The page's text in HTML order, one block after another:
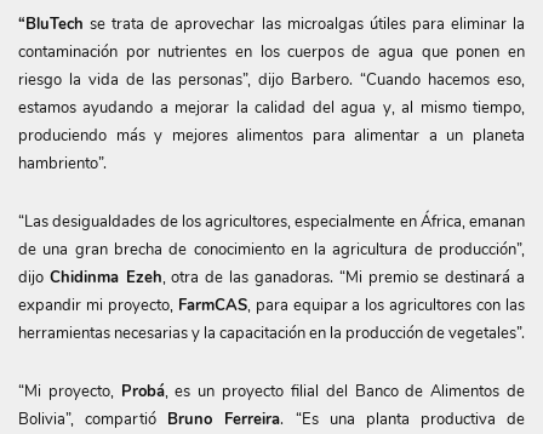
“BluTech se trata de aprovechar las microalgas útiles para eliminar la
contaminación por nutrientes en los cuerpos de agua que ponen en
riesgo la vida de las personas”, dijo Barbero. “Cuando hacemos eso,
estamos ayudando a mejorar la calidad del agua y, al mismo tiempo,
produciendo más y mejores alimentos para alimentar a un planeta
hambriento”.
“Las desigualdades de los agricultores, especialmente en África, emanan
de una gran brecha de conocimiento en la agricultura de producción”,
dijo Chidinma Ezeh, otra de las ganadoras. “Mi premio se destinará a
expandir mi proyecto, FarmCAS, para equipar a los agricultores con las
herramientas necesarias y la capacitación en la producción de vegetales”.
“Mi proyecto, Probá, es un proyecto filial del Banco de Alimentos de
Bolivia”, compartió Bruno Ferreira. “Es una planta productiva de